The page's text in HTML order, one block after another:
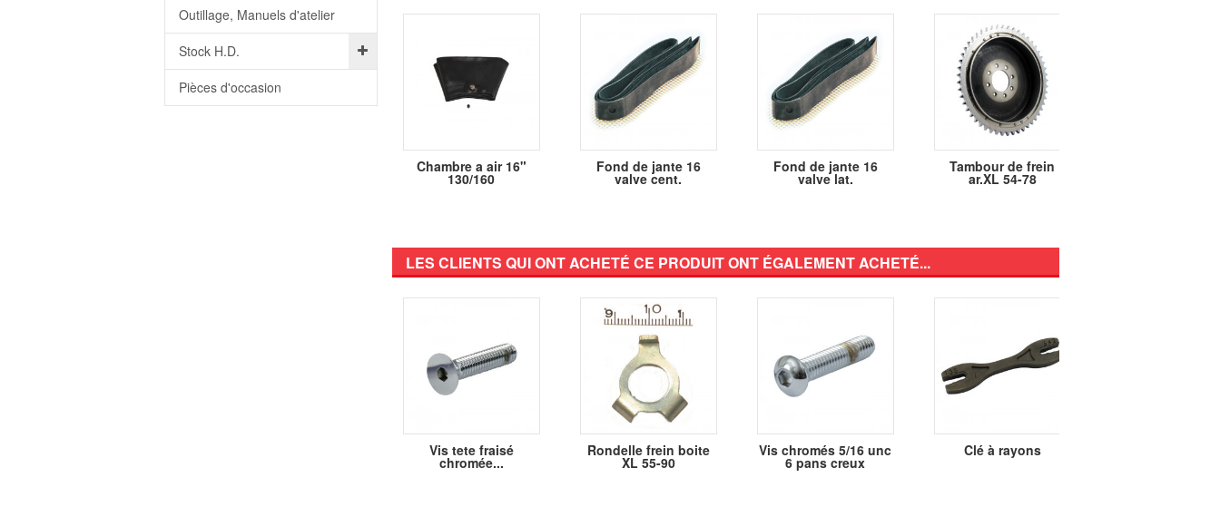
Outillage, Manuels d'atelier
Stock H.D.
Pièces d'occasion
Chambre a air 16"
130/160
Fond de jante 16
valve cent.
Fond de jante 16
valve lat.
Tambour de frein
ar.XL 54-78
LES CLIENTS QUI ONT ACHETÉ CE PRODUIT ONT ÉGALEMENT ACHETÉ...
Vis tete fraisé
chromée...
Rondelle frein boite
XL 55-90
Vis chromés 5/16 unc
6 pans creux
Clé à rayons